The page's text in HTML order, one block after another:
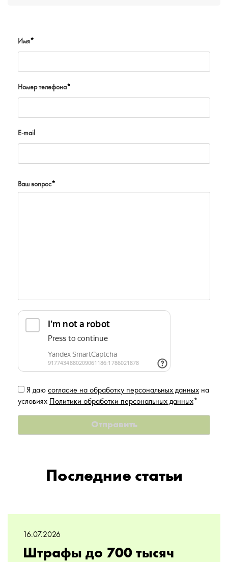
Имя*
Номер телефона*
E-mail
Ваш вопрос*
Я даю согласие на обработку персональных данных на
условиях Политики обработки персональных данных*
Последние статьи
16.07.2026
Штрафы до 700 тысяч